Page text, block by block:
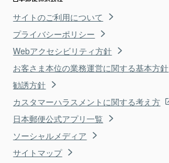
サイトのご利用について
プライバシーポリシー
Webアクセシビリティ方針
お客さま本位の業務運営に関する基本方針
勧誘方針
カスタマーハラスメントに関する考え方
日本郵便公式アプリ一覧
ソーシャルメディア
サイトマップ